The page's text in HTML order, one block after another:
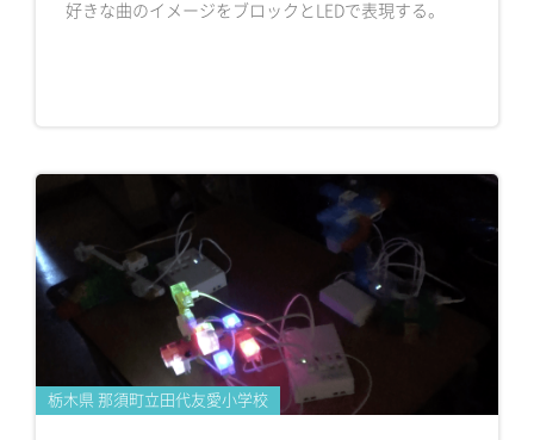
好きな曲のイメージをブロックとLEDで表現する。
栃木県 那須町立田代友愛小学校